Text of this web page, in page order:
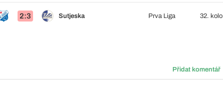
2:3 Sutjeska Prva Liga 32. kolo
Přidat komentář